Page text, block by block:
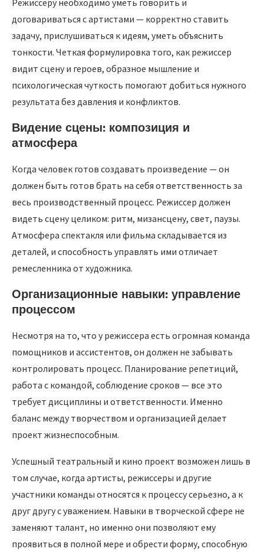
договариваться с артистами — корректно ставить
задачу, прислушиваться к идеям, уметь объяснить
тонкости. Четкая формулировка того, как режиссер
видит сцену и героев, образное мышление и
психологическая чуткость помогают добиться нужного
результата без давления и конфликтов.
Видение сцены: композиция и
атмосфера
Когда человек готов создавать произведение — он
должен быть готов брать на себя ответственность за
весь производственный процесс. Режиссер должен
видеть сцену целиком: ритм, мизансцену, свет, паузы.
Атмосфера спектакля или фильма складывается из
деталей, и способность управлять ими отличает
ремесленника от художника.
Организационные навыки: управление
процессом
Несмотря на то, что у режиссера есть огромная команда
помощников и ассистентов, он должен не забывать
контролировать процесс. Планирование репетиций,
работа с командой, соблюдение сроков — все это
требует дисциплины и ответственности. Именно
баланс между творчеством и организацией делает
проект жизнеспособным.
Успешный театральный и кино проект возможен лишь в
том случае, когда артисты, режиссеры и другие
участники команды относятся к процессу серьезно, а к
друг другу с уважением. Навыки в творческой сфере не
заменяют талант, но именно они позволяют ему
проявиться в полной мере и обрести форму, способную